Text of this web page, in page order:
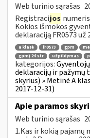
Web turinio sąrašas
Registracijos
Kokios išmokos
deklaraciją FR0573 už
a klasė fr0573 gpm
gpmį 24 str
užpildymas
kategorijos:
deklaracijų ir pažymų
skyrius) » Metinė A
2017-12-31)
Apie paramos
Web turinio sąrašas
1.Kas ir kokią pajamų